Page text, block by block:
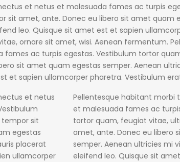
et netus et malesuada fames ac turpis
sit amet, ante. Donec eu libero sit amet quam
leo. Quisque sit amet est et sapien
ornare sit amet, wisi. Aenean fermentum.
ac turpis egestas. Vestibulum tortor
sit amet quam egestas semper. Aenean
et sapien ullamcorper pharetra. Vestibulum
et netus
sit
egestas
placerat
ullamcorper
Pellentesque habitant morbi
et malesuada fames ac
tortor quam, feugiat vitae,
amet, ante. Donec eu libero
semper. Aenean ultricies mi
eleifend leo. Quisque sit